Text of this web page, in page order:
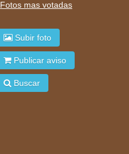
Fotos mas votadas
Subir foto
Publicar aviso
Buscar